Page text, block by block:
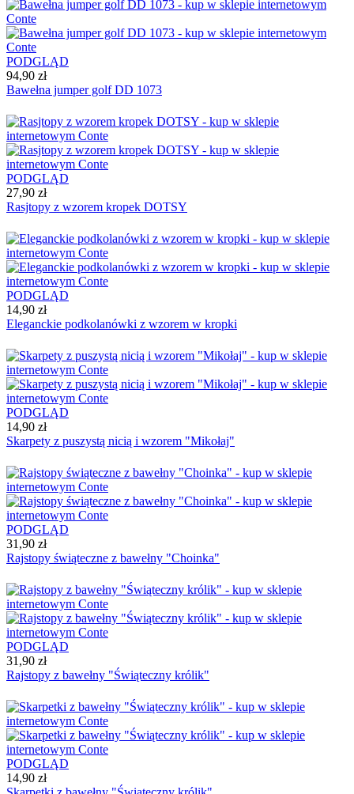
PODGLĄD
94,90 zł
Bawełna jumper golf DD 1073
PODGLĄD
27,90 zł
Rasjtopy z wzorem kropek DOTSY
PODGLĄD
14,90 zł
Eleganckie podkolanówki z wzorem w kropki
PODGLĄD
14,90 zł
Skarpety z puszystą nicią i wzorem "Mikołaj"
PODGLĄD
31,90 zł
Rajstopy świąteczne z bawełny "Choinka"
PODGLĄD
31,90 zł
Rajstopy z bawełny "Świąteczny królik"
PODGLĄD
14,90 zł